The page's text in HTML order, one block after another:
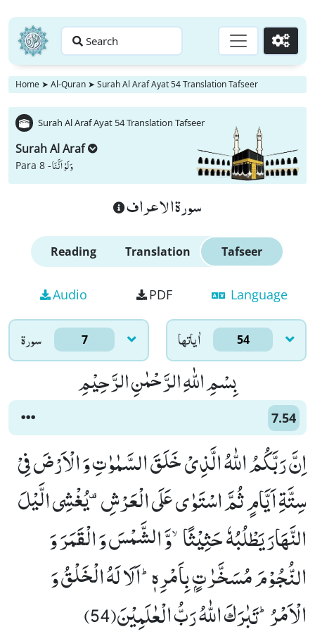
Search Go
Home ➤ Al-Quran ➤ Surah Al Araf Ayat 54 Translation Tafseer
Surah Al Araf Ayat 54 Translation Tafseer
Surah Al Araf
Para 8 -وَ لَوْ اَنَّنَا
سورة الاعراف
Reading Translation Tafseer
Audio PDF Language
سورۃ 7 اٰياتها 54
بِسْمِ اللّٰهِ الرَّحْمٰنِ الرَّحِیْمِ
7.54
اِنَّ رَبَّكُمُ اللّٰهُ الَّذِیْ خَلَقَ السَّمٰوٰتِ وَ الْاَرْضَ فِیْ
سِتَّةِ اَیَّامٍ ثُمَّ اسْتَوٰى عَلَى الْعَرْشِ۫-یُغْشِی الَّیْلَ
النَّهَارَ یَطْلُبُهٗ حَثِیْثًاۙ-وَّ الشَّمْسَ وَ الْقَمَرَ وَ
النُّجُوْمَ مُسَخَّرٰتٍۭ بِاَمْرِهٖؕ-اَلَا لَهُ الْخَلْقُ وَ
الْاَمْرُؕ-تَبٰرَكَ اللّٰهُ رَبُّ الْعٰلَمِیْنَ(54)